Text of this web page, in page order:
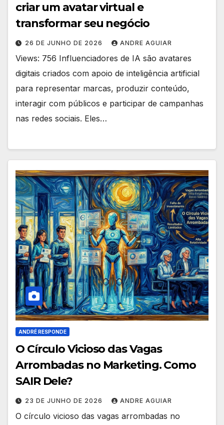
criar um avatar virtual e
transformar seu negócio
26 DE JUNHO DE 2026 ANDRE AGUIAR
Views: 756 Influenciadores de IA são avatares
digitais criados com apoio de inteligência artificial
para representar marcas, produzir conteúdo,
interagir com públicos e participar de campanhas
nas redes sociais. Eles…
ANDRÉ RESPONDE
O Círculo Vicioso das Vagas
Arrombadas no Marketing. Como
SAIR Dele?
23 DE JUNHO DE 2026 ANDRE AGUIAR
O círculo vicioso das vagas arrombadas no